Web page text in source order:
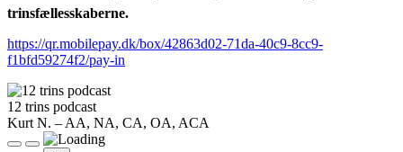
trinsfællesskaberne.
https://qr.mobilepay.dk/box/42863d02-71da-40c9-8cc9-
f1bfd59274f2/pay-in
12 trins podcast
Kurt N. – AA, NA, CA, OA, ACA